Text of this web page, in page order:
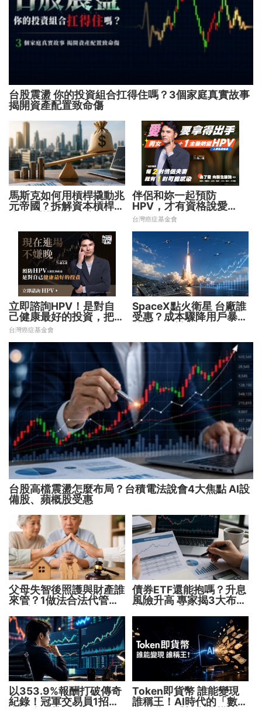
台股震盪 你的投資組合扛得住嗎？3個家庭真實故事
揭開資產配置致命傷
馬斯克如何用槓桿撬動兆
元帝國？拆解資本槓桿5
伴侶和妳一起預防
HPV，才有資格說愛
妳！
台灣癌症基金會
立即諮詢HPV！是對自
己健康最好的投資，把握
現在不嫌晚！
台灣癌症基金會
SpaceX點火衛星 台廠誰
受惠？成本驟降用戶暴增
台股高檔震盪怎麼布局？台積電法說會4大焦點 AI設
備股、蘋概股受惠
父母失智後照護與財產誰
來管？1做法合法代管財
債券ETF還能抱嗎？升息
風險升高 專家揭3大布局
以353.9%報酬打破傳奇
紀錄！冠軍交易員1招抓
Token即貨幣 誰能變現
誰稱王！AI時代的「數位